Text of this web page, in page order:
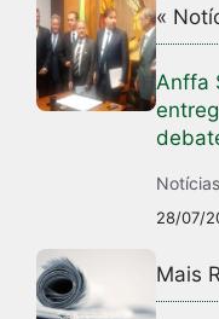
«
Anffa
28/07/
Mais